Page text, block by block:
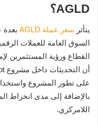
AGLD؟
يتأثر سعر عملة AGLD
بعدة
السوق العامة للعملات
على تطور المشروع
بالإضافة إلى مدى انخراط
اللامركزي.